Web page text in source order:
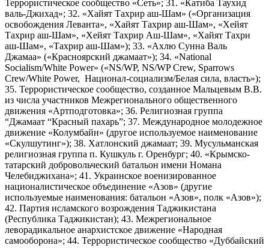
Террористическое сообщество «Сеть»; 31. «Катиба Таухид
валь-Джихад»; 32. «Хайят Тахрир аш-Шам» («Организация
освобождения Леванта», «Хайят Тахрир аш-Шам», «Хейят
Тахрир аш-Шам», «Хейят Тахрир Аш-Шам», «Хайят Тахри
аш-Шам», «Тахрир аш-Шам»); 33. «Ахлю Сунна Валь
Джамаа» («Красноярский джамаат»); 34. «National
Socialism/White Power» («NS/WP, NS/WP Crew, Sparrows
Crew/White Power, Национал-социализм/Белая сила, власть»);
35. Террористическое сообщество, созданное Мальцевым В.В.
из числа участников Межрегионального общественного
движения «Артподготовка»; 36. Религиозная группа
“Джамаат “Красный пахарь”; 37. Международное молодежное
движение «Колумбайн» (другое используемое наименование
«Скулшутинг»); 38. Хатлонский джамаат; 39. Мусульманская
религиозная группа п. Кушкуль г. Оренбург; 40. «Крымско-
татарский добровольческий батальон имени Номана
Челебиджихана»; 41. Украинское военизированное
националистическое объединение «Азов» (другие
используемые наименования: батальон «Азов», полк «Азов»);
42. Партия исламского возрождения Таджикистана
(Республика Таджикистан); 43. Межрегиональное
леворадикальное анархистское движение «Народная
самооборона»; 44. Террористическое сообщество «Дуббайский